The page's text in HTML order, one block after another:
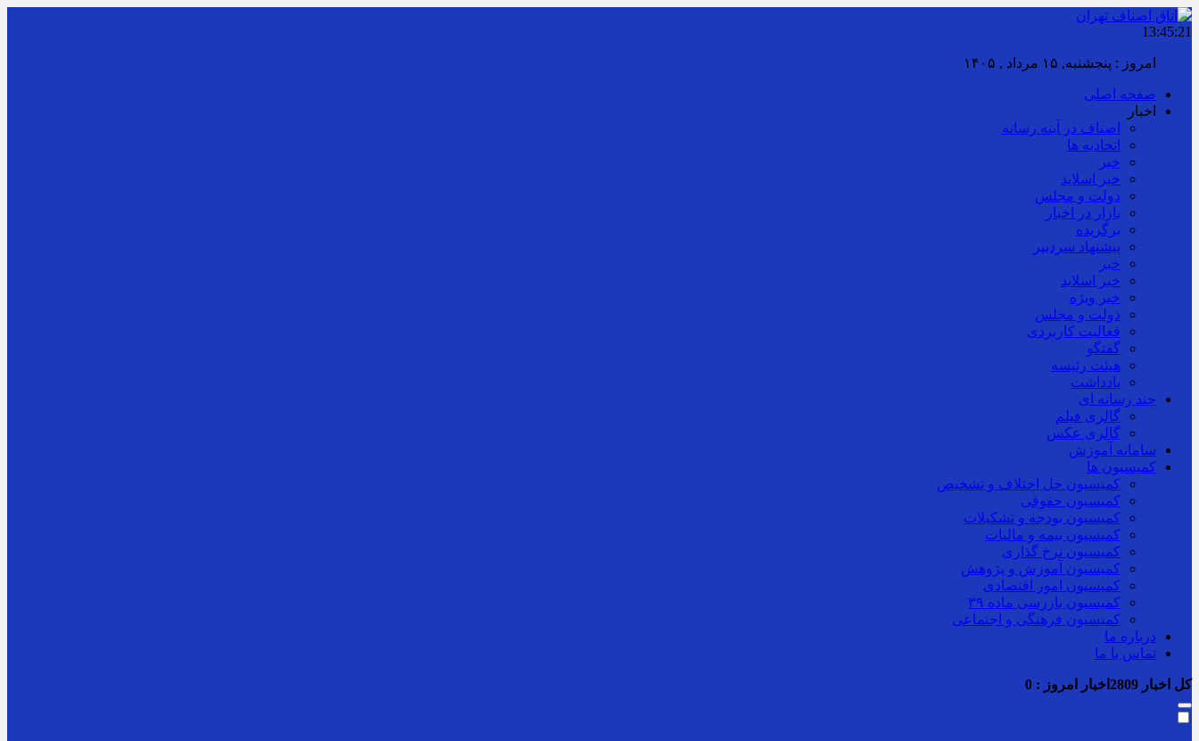
13:45:22
امروز : پنجشنبه, ۱۵ مرداد , ۱۴۰۵
صفحه اصلی
اخبار
اصناف در آینه رسانه
اتحادیه ها
خبر
خبر اسلايد
دولت و مجلس
بازار در اخبار
برگزیده
پیشنهاد سردبیر
خبر
خبر اسلايد
خبر ویژه
دولت و مجلس
فعالیت کاربردی
گفتگو
هیئت رئیسه
یادداشت
چند رسانه ای
گالری فیلم
گالری عکس
سامانه آموزش
کمیسیون ها
کمیسیون حل اختلاف و تشخیص
کمیسیون حقوقی
کمیسیون بودجه و تشکیلات
کمیسیون بیمه و مالیات
کمیسیون نرخ گذاری
کمیسیون آموزش و پژوهش
کمیسیون امور اقتصادی
کمیسیون بازرسی ماده ۳۹
کمیسیون فرهنگی و اجتماعی
درباره ما
تماس با ما
کل اخبار اخبار امروز : 0